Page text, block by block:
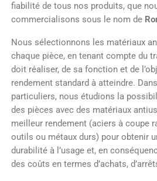
fiabilité de tous nos produits, que
commercialisons sous le nom de
Nous sélectionnons les matériaux
chaque pièce, en tenant compte du
doit réaliser, de sa fonction et de
rendement standard à atteindre.
particuliers, nous étudions la
des pièces avec des matériaux
meilleur rendement (aciers à coupe
outils ou métaux durs) pour obtenir
durabilité à l’usage et, en
des coûts en termes d’achats,